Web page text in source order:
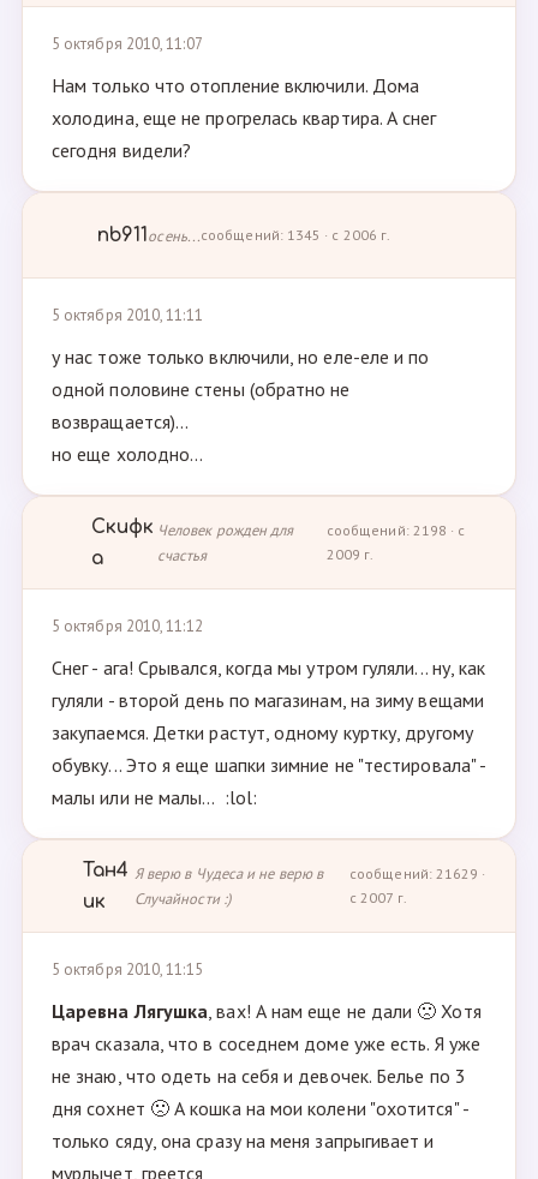
5 октября 2010, 11:07
Нам только что отопление включили. Дома
холодина, еще не прогрелась квартира. А снег
сегодня видели?
nb911осень... сообщений: 1345 · с 2006 г.
5 октября 2010, 11:11
у нас тоже только включили, но еле-еле и по
одной половине стены (обратно не
возвращается)...
но еще холодно...
Скифк
а
Человек рожден для
счастья
сообщений: 2198 · с
2009 г.
5 октября 2010, 11:12
Снег - ага! Срывался, когда мы утром гуляли... ну, как
гуляли - второй день по магазинам, на зиму вещами
закупаемся. Детки растут, одному куртку, другому
обувку... Это я еще шапки зимние не "тестировала" -
малы или не малы... :lol:
Тан4
ик
Я верю в Чудеса и не верю в
Случайности :)
сообщений: 21629 ·
с 2007 г.
5 октября 2010, 11:15
Царевна Лягушка, вах! А нам еще не дали 🙁 Хотя
врач сказала, что в соседнем доме уже есть. Я уже
не знаю, что одеть на себя и девочек. Белье по 3
дня сохнет 🙁 А кошка на мои колени "охотится" -
только сяду, она сразу на меня запрыгивает и
мурлычет, греется